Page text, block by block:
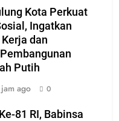
Kota Perkuat
Ingatkan
dan
Putih
ago 0
81 RI, Babinsa